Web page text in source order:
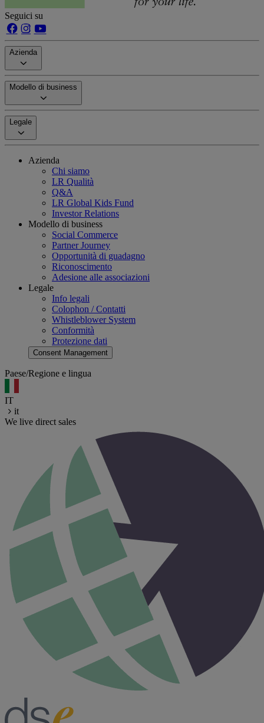
Seguici su
Azienda
Modello di business
Legale
Azienda
Chi siamo
LR Qualità
Q&A
LR Global Kids Fund
Investor Relations
Modello di business
Social Commerce
Partner Journey
Opportunità di guadagno
Riconoscimento
Adesione alle associazioni
Legale
Info legali
Colophon / Contatti
Whistleblower System
Conformità
Protezione dati
Consent Management
Paese/Regione e lingua
IT
it
We live direct sales